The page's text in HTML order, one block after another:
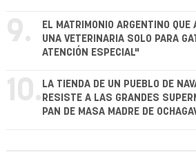
9.
EL MATRIMONIO ARGENTINO
UNA VETERINARIA SOLO PARA
ATENCIÓN ESPECIAL"
10. LA TIENDA DE UN PUEBLO DE
RESISTE A LAS GRANDES
PAN DE MASA MADRE DE